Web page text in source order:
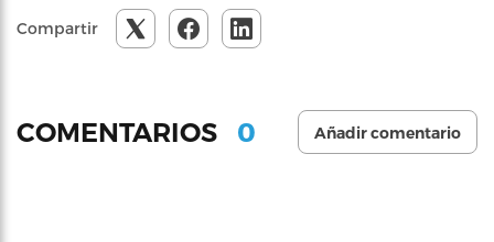
Compartir
COMENTARIOS 0 Añadir comentario